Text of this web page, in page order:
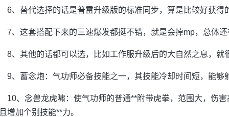
6、替代选择的话是普雷升级版的标准同步，算是比较好获得
7、这套搭配下来的三速爆发都挺不错，就是会掉mp，总体
8、其他的话都可以选，比如工作服升级后的大自然之息，就
9、蓄念炮：气功师必备技能之一，其技能冷却时间短，能够
10、念兽龙虎啸：使气功师的普通**附带虎拳，范围大，伤
增加个别技能**力。